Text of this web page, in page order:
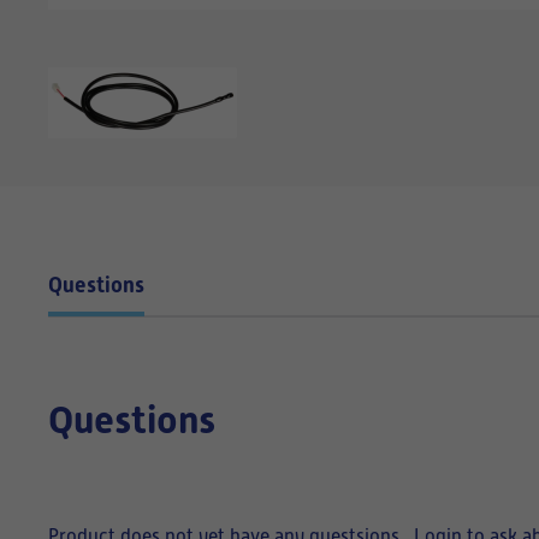
Questions
Questions